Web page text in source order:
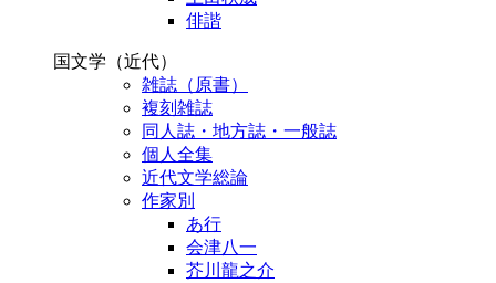
俳諧
国文学（近代）
雑誌（原書）
複刻雑誌
同人誌・地方誌・一般誌
個人全集
近代文学総論
作家別
あ行
会津八一
芥川龍之介